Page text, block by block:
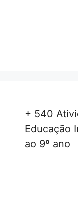
+ 540
Educação
ao 9º ano